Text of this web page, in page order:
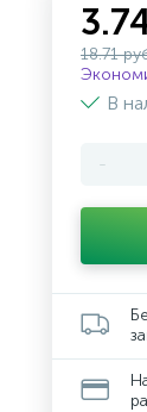
18.71
В
-